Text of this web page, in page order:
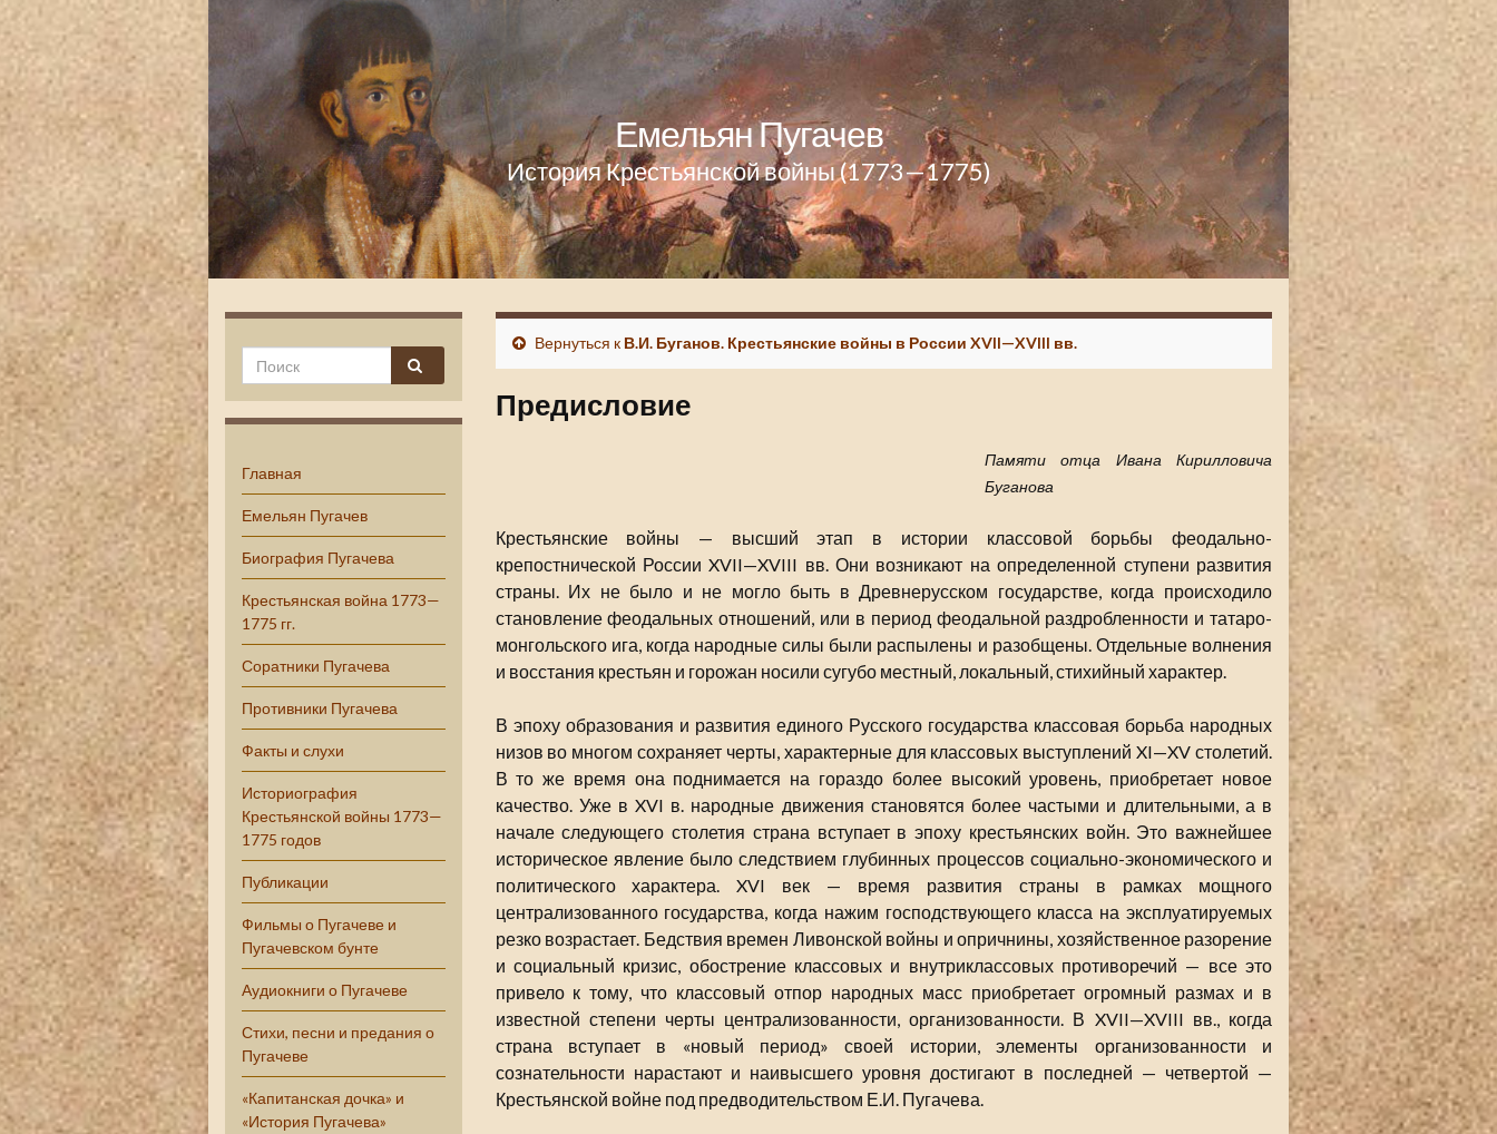
Емельян Пугачев
История Крестьянской войны (1773—1775)
Главная
Емельян Пугачев
Биография Пугачева
Крестьянская война 1773—
1775 гг.
Соратники Пугачева
Противники Пугачева
Факты и слухи
Историография
Крестьянской войны 1773—
1775 годов
Публикации
Фильмы о Пугачеве и
Пугачевском бунте
Аудиокниги о Пугачеве
Стихи, песни и предания о
Пугачеве
«Капитанская дочка» и
«История Пугачева»
Вернуться к В.И. Буганов. Крестьянские войны в России XVII—XVIII вв.
Предисловие
Памяти отца Ивана Кирилловича
Буганова
Крестьянские войны — высший этап в истории классовой борьбы феодально-
крепостнической России XVII—XVIII вв. Они возникают на определенной ступени развития
страны. Их не было и не могло быть в Древнерусском государстве, когда происходило
становление феодальных отношений, или в период феодальной раздробленности и татаро-
монгольского ига, когда народные силы были распылены и разобщены. Отдельные волнения
и восстания крестьян и горожан носили сугубо местный, локальный, стихийный характер.
В эпоху образования и развития единого Русского государства классовая борьба народных
низов во многом сохраняет черты, характерные для классовых выступлений XI—XV столетий.
В то же время она поднимается на гораздо более высокий уровень, приобретает новое
качество. Уже в XVI в. народные движения становятся более частыми и длительными, а в
начале следующего столетия страна вступает в эпоху крестьянских войн. Это важнейшее
историческое явление было следствием глубинных процессов социально-экономического и
политического характера. XVI век — время развития страны в рамках мощного
централизованного государства, когда нажим господствующего класса на эксплуатируемых
резко возрастает. Бедствия времен Ливонской войны и опричнины, хозяйственное разорение
и социальный кризис, обострение классовых и внутриклассовых противоречий — все это
привело к тому, что классовый отпор народных масс приобретает огромный размах и в
известной степени черты централизованности, организованности. В XVII—XVIII вв., когда
страна вступает в «новый период» своей истории, элементы организованности и
сознательности нарастают и наивысшего уровня достигают в последней — четвертой —
Крестьянской войне под предводительством Е.И. Пугачева.